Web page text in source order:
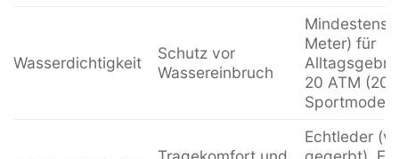
Wasserdichtigkeit
Schutz vor
Wassereinbruch
Mindestens
Meter) für
20 ATM
Echtleder